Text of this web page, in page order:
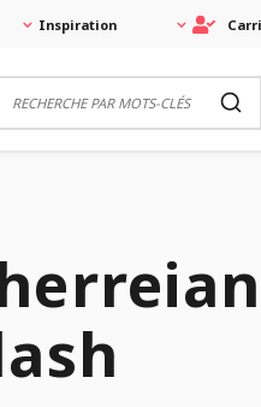
Inspiration